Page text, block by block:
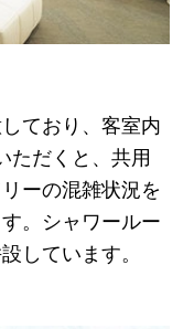
ており、客室内
ただくと、共用
ーの混雑状況を
。シャワールー
しています。